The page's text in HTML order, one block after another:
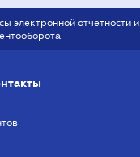
электронной отчетности и